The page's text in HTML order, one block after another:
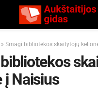
» Smagi bibliotekos skaitytojų
į Naisius